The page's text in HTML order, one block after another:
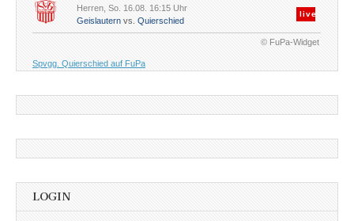
Herren, So. 16.08. 16:15 Uhr
Geislautern vs. Quierschied
live
© FuPa-Widget
Spvgg. Quierschied auf FuPa
LOGIN